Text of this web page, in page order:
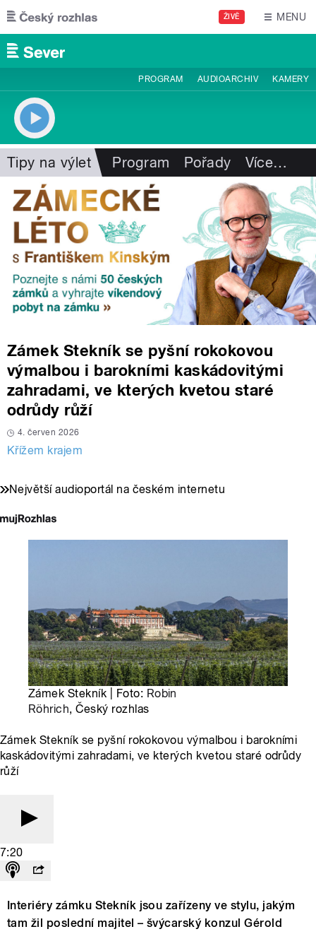
Přejít k hlavnímu obsahu
ŽIVĚ MENU
PROGRAM AUDIOARCHIV KAMERY
Tipy na výlet Program Pořady Více…
Zámek Stekník se pyšní rokokovou
výmalbou i barokními kaskádovitými
zahradami, ve kterých kvetou staré
odrůdy růží
4. červen 2026
Křížem krajem
Největší audioportál na českém internetu
Zámek Stekník | Foto: Robin
Röhrich, Český rozhlas
Zámek Stekník se pyšní rokokovou výmalbou i barokními
kaskádovitými zahradami, ve kterých kvetou staré odrůdy
růží
7:20
Interiéry zámku Stekník jsou zařízeny ve stylu, jakým
tam žil poslední majitel – švýcarský konzul Gérold